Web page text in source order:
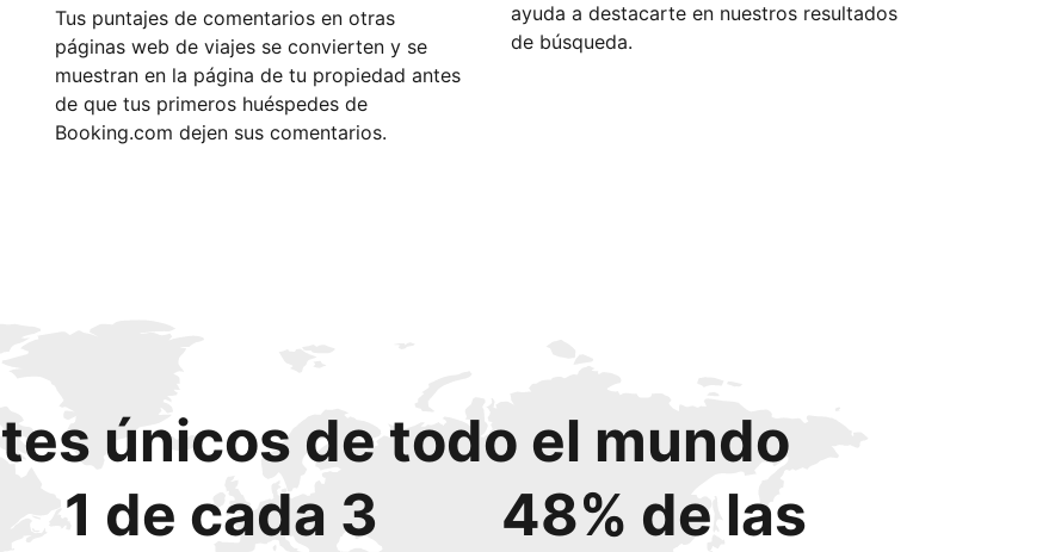
Tus puntajes de comentarios en otras
páginas web de viajes se convierten y se
muestran en la página de tu propiedad antes
de que tus primeros huéspedes de
Booking.com dejen sus comentarios.
ayuda a destacarte en nuestros resultados
de búsqueda.
únicos de todo el mundo
1 de cada 3
48% de las